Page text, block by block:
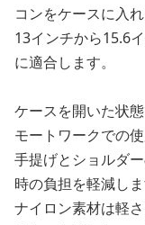
コンをケースに入
13インチから15.6
に適合します。
ケースを開いた状
モートワークでの使
手提げとショルダ
時の負担を軽減しま
ナイロン素材は軽